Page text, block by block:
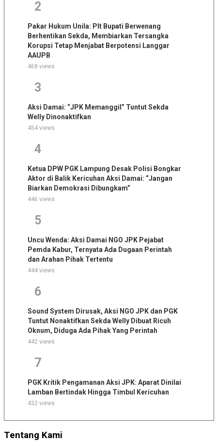
2
Pakar Hukum Unila: Plt Bupati Berwenang
Berhentikan Sekda, Membiarkan Tersangka
Korupsi Tetap Menjabat Berpotensi Langgar
AAUPB
468 views
3
Aksi Damai: “JPK Memanggil” Tuntut Sekda
Welly Dinonaktifkan
454 views
4
Ketua DPW PGK Lampung Desak Polisi Bongkar
Aktor di Balik Kericuhan Aksi Damai: “Jangan
Biarkan Demokrasi Dibungkam”
446 views
5
Uncu Wenda: Aksi Damai NGO JPK Pejabat
Pemda Kabur, Ternyata Ada Dugaan Perintah
dan Arahan Pihak Tertentu
444 views
6
Sound System Dirusak, Aksi NGO JPK dan PGK
Tuntut Nonaktifkan Sekda Welly Dibuat Ricuh
Oknum, Diduga Ada Pihak Yang Perintah
442 views
7
PGK Kritik Pengamanan Aksi JPK: Aparat Dinilai
Lamban Bertindak Hingga Timbul Kericuhan
432 views
Tentang Kami